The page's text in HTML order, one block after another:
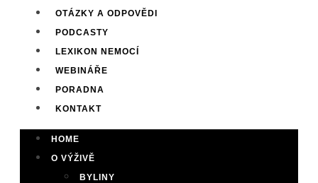
OTÁZKY A ODPOVĚDI
PODCASTY
LEXIKON NEMOCÍ
WEBINÁŘE
PORADNA
KONTAKT
HOME
O VÝŽIVĚ
BYLINY